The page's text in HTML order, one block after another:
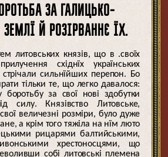
ЗА ГАЛИЦЬКО-
ЗЕМЛЇ Й РОЗІРВАННЄ ЇХ.
литовських князів, що в .своїх
східнїх українських
сильнїйших перепон. Бо
тільки те, що легко давалося:
боротьбу за свої нові здобутки
силу. Князівство Литовське,
величезні розміри, було дуже
а крім того тяжіла на нїм люто
рицарями балтийськими,
хрестоносцями, що
собі литовські племена